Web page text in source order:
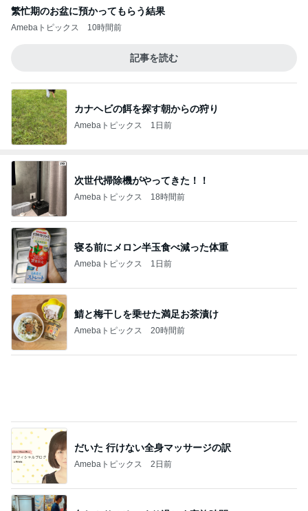
繁忙期のお盆に預かってもらう結果
Amebaトピックス 10時間前
記事を読む
カナヘビの餌を探す朝からの狩り
Amebaトピックス 1日前
次世代掃除機がやってきた！！
Amebaトピックス 18時間前
寝る前にメロン半玉食べ減った体重
Amebaトピックス 1日前
鯖と梅干しを乗せた満足お茶漬け
Amebaトピックス 20時間前
久しぶりのゆっくり過ごす家族時間
Amebaトピックス 22時間前